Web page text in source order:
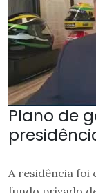
Plano de
A residência foi